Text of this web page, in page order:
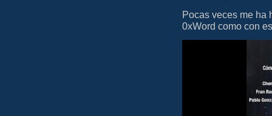
Pocas veces me ha
0xWord como con